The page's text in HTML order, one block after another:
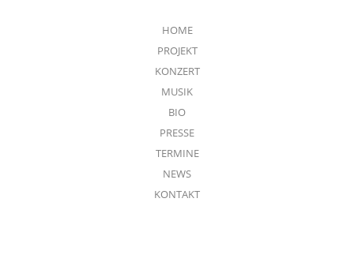
HOME
PROJEKT
KONZERT
MUSIK
BIO
PRESSE
TERMINE
NEWS
KONTAKT